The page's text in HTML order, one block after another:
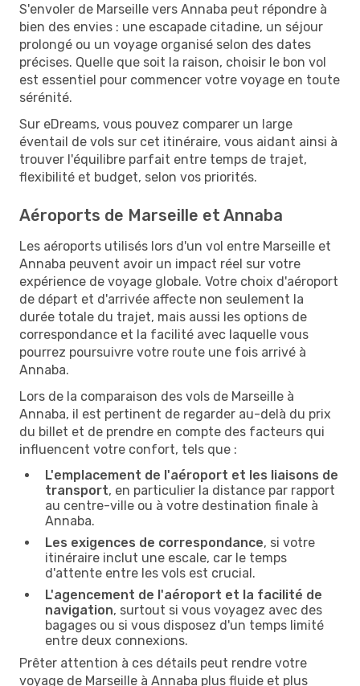
S'envoler de Marseille vers Annaba peut répondre à
bien des envies : une escapade citadine, un séjour
prolongé ou un voyage organisé selon des dates
précises. Quelle que soit la raison, choisir le bon vol
est essentiel pour commencer votre voyage en toute
sérénité.
Sur eDreams, vous pouvez comparer un large
éventail de vols sur cet itinéraire, vous aidant ainsi à
trouver l'équilibre parfait entre temps de trajet,
flexibilité et budget, selon vos priorités.
Aéroports de Marseille et Annaba
Les aéroports utilisés lors d'un vol entre Marseille et
Annaba peuvent avoir un impact réel sur votre
expérience de voyage globale. Votre choix d'aéroport
de départ et d'arrivée affecte non seulement la
durée totale du trajet, mais aussi les options de
correspondance et la facilité avec laquelle vous
pourrez poursuivre votre route une fois arrivé à
Annaba.
Lors de la comparaison des vols de Marseille à
Annaba, il est pertinent de regarder au-delà du prix
du billet et de prendre en compte des facteurs qui
influencent votre confort, tels que :
L'emplacement de l'aéroport et les liaisons de
transport, en particulier la distance par rapport
au centre-ville ou à votre destination finale à
Annaba.
Les exigences de correspondance, si votre
itinéraire inclut une escale, car le temps
d'attente entre les vols est crucial.
L'agencement de l'aéroport et la facilité de
navigation, surtout si vous voyagez avec des
bagages ou si vous disposez d'un temps limité
entre deux connexions.
Prêter attention à ces détails peut rendre votre
voyage de Marseille à Annaba plus fluide et plus